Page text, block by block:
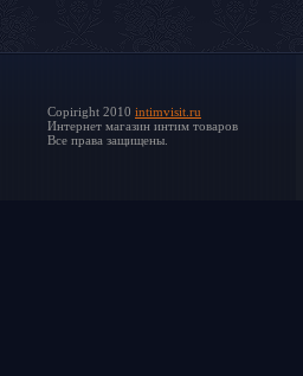
Copiright 2010 intimvisit.ru
Интернет магазин интим товаров
Все права защищены.